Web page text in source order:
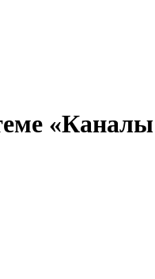
«Каналы